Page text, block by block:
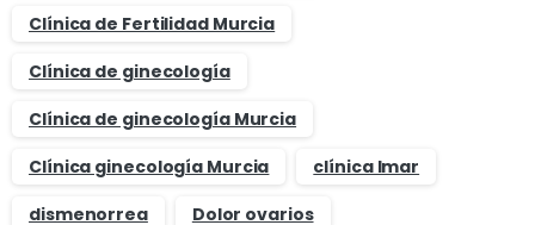
Clínica de Fertilidad Murcia
Clínica de ginecología
Clínica de ginecología Murcia
Clínica ginecología Murcia
clínica Imar
dismenorrea
Dolor ovarios